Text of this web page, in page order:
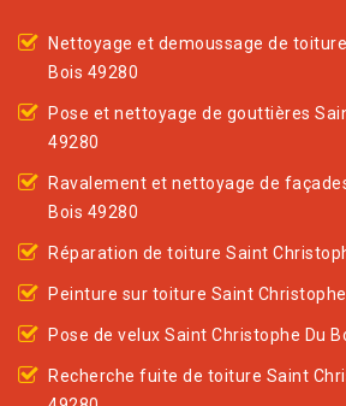
Nettoyage et demoussage de
Bois 49280
Pose et nettoyage de gouttières
49280
Ravalement et nettoyage de
Bois 49280
Réparation de toiture Saint
Peinture sur toiture Saint
Pose de velux Saint Christophe Du
Recherche fuite de toiture Saint